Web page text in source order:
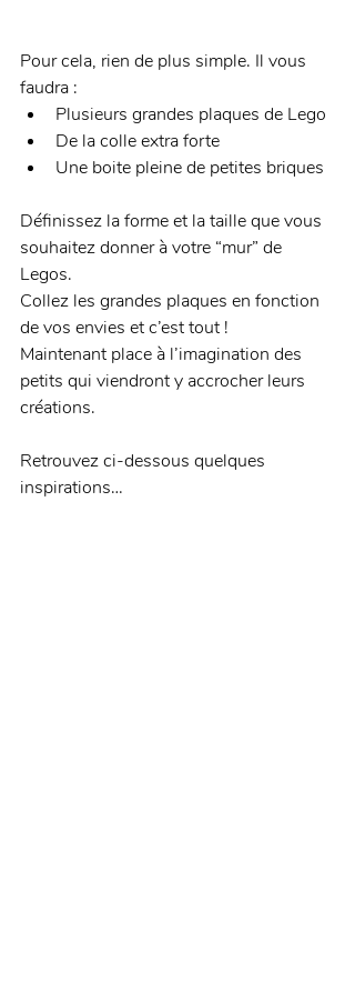
Pour cela, rien de plus simple. Il vous
faudra :
Plusieurs grandes plaques de Lego
De la colle extra forte
Une boite pleine de petites briques
Définissez la forme et la taille que vous
souhaitez donner à votre “mur” de
Legos.
Collez les grandes plaques en fonction
de vos envies et c’est tout !
Maintenant place à l’imagination des
petits qui viendront y accrocher leurs
créations.
Retrouvez ci-dessous quelques
inspirations…